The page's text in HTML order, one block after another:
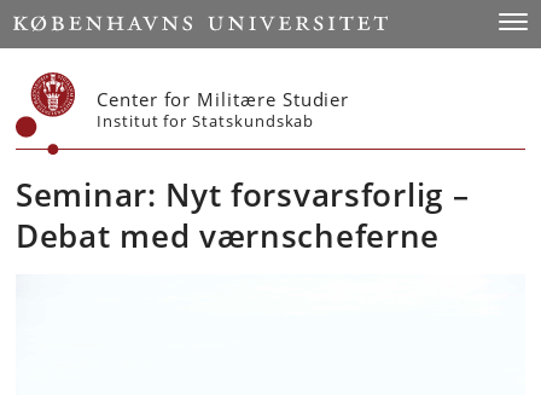
Start
Center for Militære Studier
Institut for Statskundskab
Seminar: Nyt forsvarsforlig –
Debat med værnscheferne